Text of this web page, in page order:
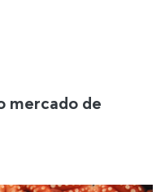
mercado de